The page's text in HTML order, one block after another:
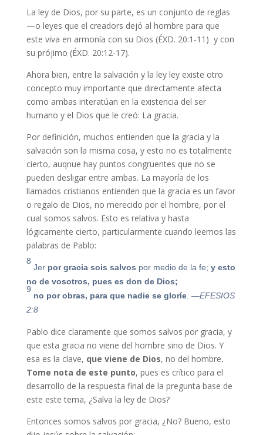
La ley de Dios, por su parte, es un conjunto de reglas
—o leyes que el creadors dejó al hombre para que
este viva en armonía con su Dios (ÉXD. 20:1-11) y con
su prójimo (ÉXD. 20:12-17).
Ahora bien, entre la salvación y la ley ley existe otro
concepto muy importante que directamente afecta
como ambas interatúan en la existencia del ser
humano y el Dios que le creó: La gracia.
Por definición, muchos entienden que la gracia y la
salvación son la misma cosa, y esto no es totalmente
cierto, auqnue hay puntos congruentes que no se
pueden desligar entre ambas. La mayoría de los
llamados cristianos entienden que la gracia es un favor
o regalo de Dios, no merecido por el hombre, por el
cual somos salvos. Esto es relativa y hasta
lógicamente cierto, particularmente cuando leemos las
palabras de Pablo:
8
Jer por gracia sois salvos por medio de la fe; y esto
no de vosotros, pues es don de Dios;
9
no por obras, para que nadie se gloríe. —EFESIOS
2:8
Pablo dice claramente que somos salvos por gracia, y
que esta gracia no viene del hombre sino de Dios. Y
esa es la clave, que viene de Dios, no del hombre.
Tome nota de este punto, pues es crítico para el
desarrollo de la respuesta final de la pregunta base de
este este tema, ¿Salva la ley de Dios?
Entonces somos salvos por gracia, ¿No? Bueno, esto